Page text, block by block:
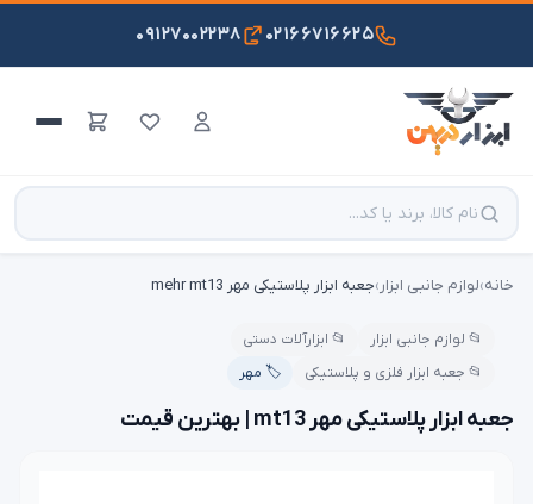
۰۲۱۶۶۷۱۶۶۲۵ ۰۹۱۲۷۰۰۲۲۳۸
خانه›لوازم جانبی ابزار›جعبه ابزار پلاستیکی مهر mehr mt13
📂 لوازم جانبی ابزار
📂 ابزارآلات دستی
📂 جعبه ابزار فلزی و پلاستیکی
🏷️ مهر
جعبه ابزار پلاستیکی مهر mt13 | بهترین قیمت